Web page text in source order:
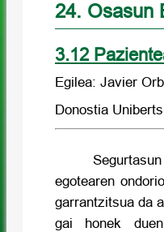
24. Osasun
3.12
Egilea: Javier
Donostia
egotearen
garrantzitsua da
gai honek